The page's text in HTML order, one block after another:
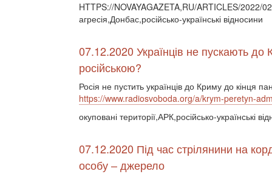
HTTPS://NOVAYAGAZETA,RU/ARTICLES/2022/
агресія,Донбас,російсько-українські відносини
07.12.2020 Українців не пускають до
російською?
Росія не пустить українців до Криму до кінця
https://www.radiosvoboda.org/a/krym-peretyn-
окуповані території,АРК,російсько-українські
07.12.2020 Під час стрілянини на
особу – джерело